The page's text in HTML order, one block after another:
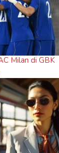
Milan di GBK